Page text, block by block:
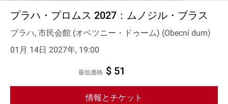
プラハ・プロムス 2027：ムノジル・ブラス
プラハ, 市民会館 (オベツニー・ドゥーム) (Obecní dum)
01月 14日 2027年, 19:00
最低価格 $ 51
情報とチケット